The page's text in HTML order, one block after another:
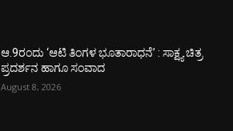
ಆ.9ರಂದು ‘ಆಟಿ ತಿಂಗಳ ಭೂತಾರಾಧನೆ’ : ಸಾಕ್ಷ್ಯ ಚಿತ್ರ
ಪ್ರದರ್ಶನ ಹಾಗೂ ಸಂವಾದ
August 8, 2026